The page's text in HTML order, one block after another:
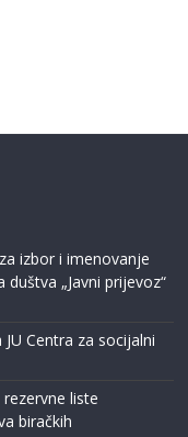
izbor i imenovanje
„Javni prijevoz“
Centra za socijalni
liste
biračkih